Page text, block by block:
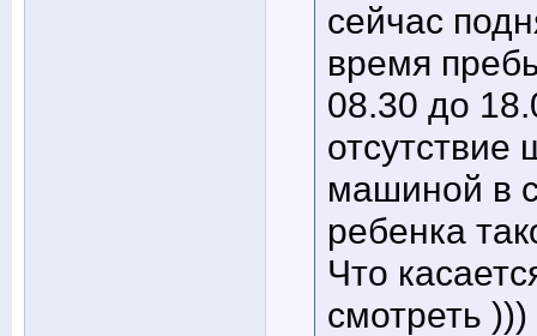
сейчас
время
08.30 до
отсутствие
машиной в
ребенка
Что
смотреть )))